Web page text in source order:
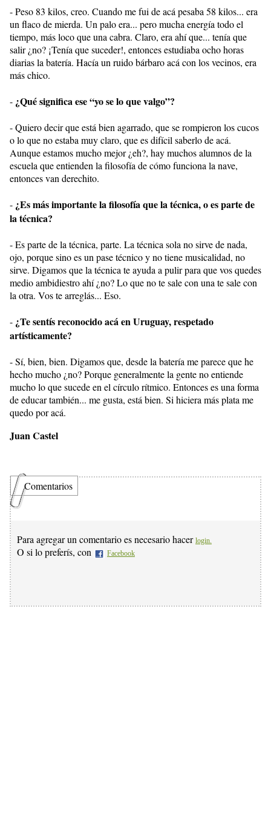
- Peso 83 kilos, creo. Cuando me fui de acá pesaba 58 kilos... era
un flaco de mierda. Un palo era... pero mucha energía todo el
tiempo, más loco que una cabra. Claro, era ahí que... tenía que
salir ¿no? ¡Tenía que suceder!, entonces estudiaba ocho horas
diarias la batería. Hacía un ruido bárbaro acá con los vecinos, era
más chico.
- ¿Qué significa ese “yo se lo que valgo”?
- Quiero decir que está bien agarrado, que se rompieron los cucos
o lo que no estaba muy claro, que es difícil saberlo de acá.
Aunque estamos mucho mejor ¿eh?, hay muchos alumnos de la
escuela que entienden la filosofía de cómo funciona la nave,
entonces van derechito.
- ¿Es más importante la filosofía que la técnica, o es parte de
la técnica?
- Es parte de la técnica, parte. La técnica sola no sirve de nada,
ojo, porque sino es un pase técnico y no tiene musicalidad, no
sirve. Digamos que la técnica te ayuda a pulir para que vos quedes
medio ambidiestro ahí ¿no? Lo que no te sale con una te sale con
la otra. Vos te arreglás... Eso.
- ¿Te sentís reconocido acá en Uruguay, respetado
artísticamente?
- Sí, bien, bien. Digamos que, desde la batería me parece que he
hecho mucho ¿no? Porque generalmente la gente no entiende
mucho lo que sucede en el círculo rítmico. Entonces es una forma
de educar también... me gusta, está bien. Si hiciera más plata me
quedo por acá.
Juan Castel
Comentarios
Para agregar un comentario es necesario hacer login.
O si lo preferís, con Facebook